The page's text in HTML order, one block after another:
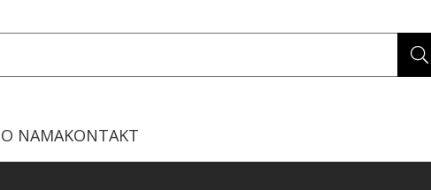
O NAMAKONTAKT